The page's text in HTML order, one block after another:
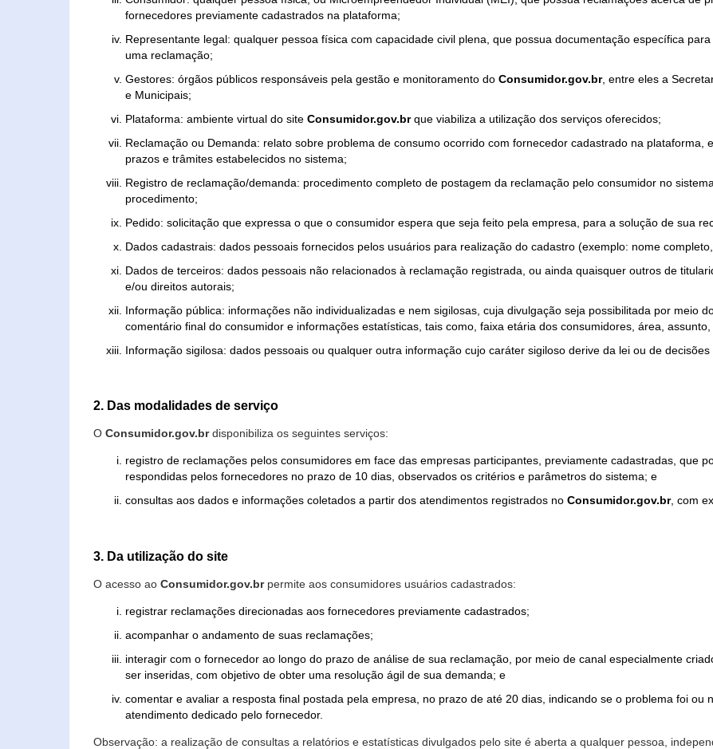
fornecedores previamente cadastrados na plataforma;
Representante legal: qualquer pessoa física com capacidade civil plena, que possua documentação específica
uma reclamação;
Gestores: órgãos públicos responsáveis pela gestão e monitoramento do Consumidor.gov.br, entre eles a
e Municipais;
Plataforma: ambiente virtual do site Consumidor.gov.brque viabiliza a utilização dos serviços oferecidos;
Reclamação ou Demanda: relato sobre problema de consumo ocorrido com fornecedor cadastrado na plataforma,
prazos e trâmites estabelecidos no sistema;
Registro de reclamação/demanda: procedimento completo de postagem da reclamação pelo consumidor no
procedimento;
Pedido: solicitação que expressa o que o consumidor espera que seja feito pela empresa, para a solução de sua
Dados cadastrais: dados pessoais fornecidos pelos usuários para realização do cadastro (exemplo: nome
Dados de terceiros: dados pessoais não relacionados à reclamação registrada, ou ainda quaisquer outros de
e/ou direitos autorais;
Informação pública: informações não individualizadas e nem sigilosas, cuja divulgação seja possibilitada por meio
comentário final do consumidor e informações estatísticas, tais como, faixa etária dos consumidores, área,
Informação sigilosa: dados pessoais ou qualquer outra informação cujo caráter sigiloso derive da lei ou de
2. Das modalidades de serviço
O Consumidor.gov.brdisponibiliza os seguintes serviços:
registro de reclamações pelos consumidores em face das empresas participantes, previamente cadastradas, que
respondidas pelos fornecedores no prazo de 10 dias, observados os critérios e parâmetros do sistema; e
consultas aos dados e informações coletados a partir dos atendimentos registrados no Consumidor.gov.br, com
3. Da utilização do site
O acesso ao Consumidor.gov.brpermite aos consumidores usuários cadastrados:
registrar reclamações direcionadas aos fornecedores previamente cadastrados;
acompanhar o andamento de suas reclamações;
interagir com o fornecedor ao longo do prazo de análise de sua reclamação, por meio de canal especialmente
ser inseridas, com objetivo de obter uma resolução ágil de sua demanda; e
comentar e avaliar a resposta final postada pela empresa, no prazo de até 20 dias, indicando se o problema foi ou
atendimento dedicado pelo fornecedor.
Observação: a realização de consultas a relatórios e estatísticas divulgados pelo site é aberta a qualquer pessoa,